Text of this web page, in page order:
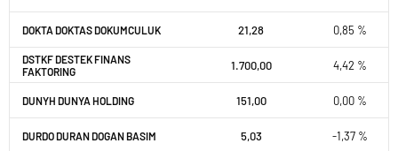
DOKTA DOKTAS DOKUMCULUK 21,28 0,85 %
DSTKF DESTEK FINANS
FAKTORING
1.700,00 4,42 %
DUNYH DUNYA HOLDING 151,00 0,00 %
DURDO DURAN DOGAN BASIM 5,03 -1,37 %